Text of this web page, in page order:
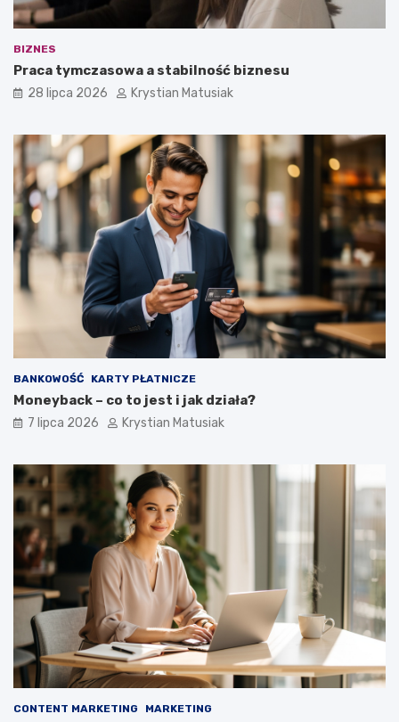
BIZNES
Praca tymczasowa a stabilność biznesu
28 lipca 2026 Krystian Matusiak
BANKOWOŚĆ KARTY PŁATNICZE
Moneyback – co to jest i jak działa?
7 lipca 2026 Krystian Matusiak
CONTENT MARKETING MARKETING